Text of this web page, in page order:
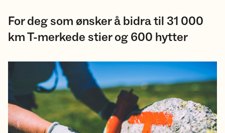
For deg som ønsker å bidra til 31 000
km T-merkede stier og 600 hytter